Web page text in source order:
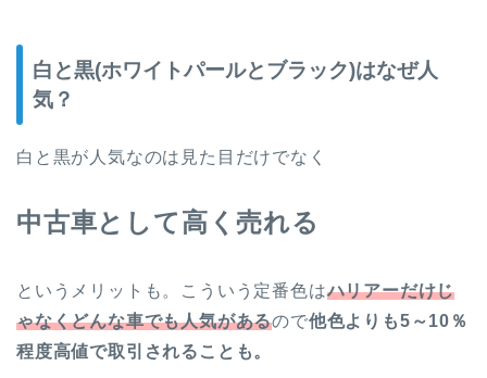
白と黒(ホワイトパールとブラック)はなぜ人
気？
白と黒が人気なのは見た目だけでなく
中古車として高く売れる
というメリットも。こういう定番色はハリアーだけじ
ゃなくどんな車でも人気があるので他色よりも5～10％
程度高値で取引されることも。